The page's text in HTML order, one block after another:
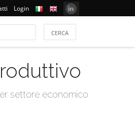
Login
settore economico